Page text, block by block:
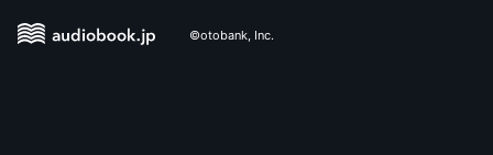
©otobank, Inc.